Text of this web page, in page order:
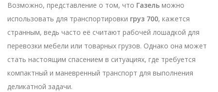
Возможно, представление о том, что Газель можно
использовать для транспортировки груз 700, кажется
странным, ведь часто её считают рабочей лошадкой для
перевозки мебели или товарных грузов. Однако она может
стать настоящим спасением в ситуациях, где требуется
компактный и маневренный транспорт для выполнения
деликатной задачи.